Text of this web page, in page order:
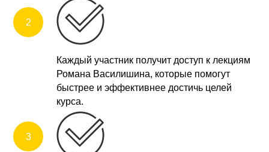
Каждый участник получит доступ к лекциям
Романа Василишина, которые помогут
быстрее и эффективнее достичь целей
курса.